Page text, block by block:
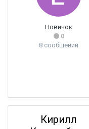
Новичок
0
8 сообщений
Кирилл